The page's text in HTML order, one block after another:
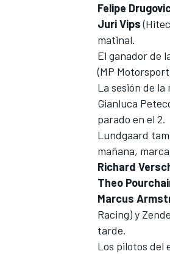
Felipe
Juri Vips
matinal.
El ganador de
(MP
La sesión de
Gianluca
parado en el 2.
Lundgaard
mañana,
Richard
Theo
Marcus
Racing) y
tarde.
Los pilotos del